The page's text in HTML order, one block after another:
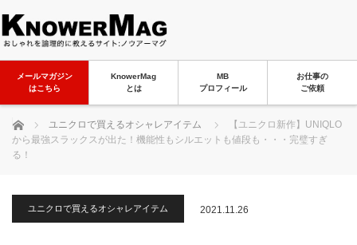
メールマガジン
はこちら
KnowerMag
とは
MB
プロフィール
お仕事の
ご依頼
ホーム ユニクロで買えるオシャレアイテム
【ユニクロ新作】UNIQLO
から最強スラックスが出た！機能性もシルエットも値段も・・・完璧すぎ
る！
ユニクロで買えるオシャレアイテム 2021.11.26